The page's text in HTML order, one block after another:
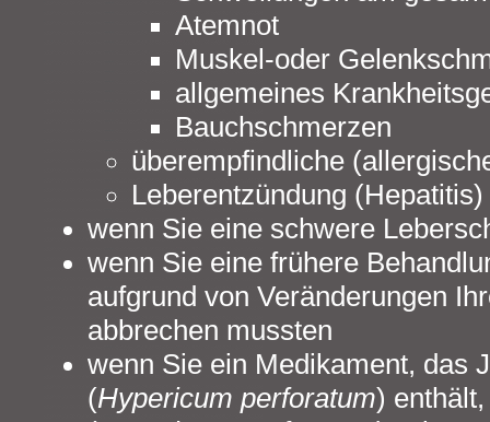
Atemnot
Muskel-oder
allgemeines
Bauchschmerzen
überempfindliche
Leberentzündung (Hepatitis)
wenn Sie eine schwere
wenn Sie eine frühere
aufgrund von Veränderungen
abbrechen mussten
wenn Sie ein Medikament, das
(Hypericum perforatum)